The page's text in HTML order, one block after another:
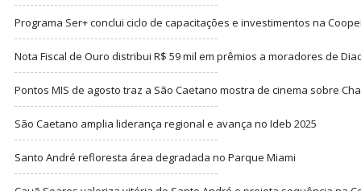
Programa Ser+ conclui ciclo de capacitações e investimentos na
Nota Fiscal de Ouro distribui R$ 59 mil em prêmios a moradores de
Pontos MIS de agosto traz a São Caetano mostra de cinema sobre
São Caetano amplia liderança regional e avança no Ideb 2025
Santo André refloresta área degradada no Parque Miami